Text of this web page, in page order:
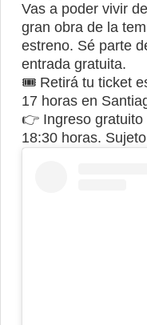
Vas a poder vivir
gran obra de la
estreno. Sé parte
entrada gratuita.
🎟️ Retirá tu ticket
17 horas en
👉 Ingreso gratuito
18:30 horas.